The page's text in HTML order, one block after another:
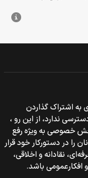
اشتراک گذاردن
ندارد، از این رو ،
خصوصی به ویژه رفع
را در دستورکار خود قرار
نقادانه و اخلاقی،
باشد.